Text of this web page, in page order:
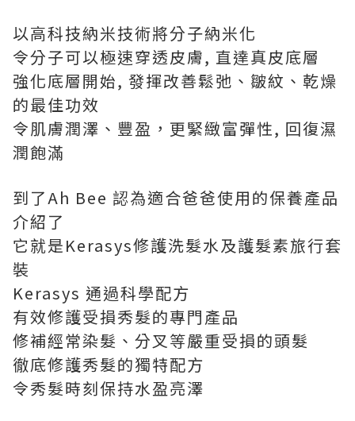
以高科技納米技術將分子納米化
令分子可以極速穿透皮膚, 直達真皮底層
強化底層開始, 發揮改善鬆弛、皺紋、乾燥
的最佳功效
令肌膚潤澤、豐盈，更緊緻富彈性, 回復濕
潤飽滿
到了Ah Bee 認為適合爸爸使用的保養產品
介紹了
它就是Kerasys修護洗髮水及護髮素旅行套
裝
Kerasys 通過科學配方
有效修護受損秀髮的專門產品
修補經常染髮、分叉等嚴重受損的頭髮
徹底修護秀髮的獨特配方
令秀髮時刻保持水盈亮澤